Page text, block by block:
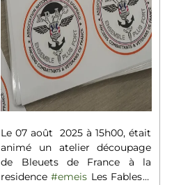
Le 07 août 2025 à 15h00, était
animé un atelier découpage
de Bleuets de France à la
residence#emeis Les Fables à